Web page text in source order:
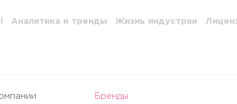
Аналитика и тренды Жизнь индустрии
Бренды